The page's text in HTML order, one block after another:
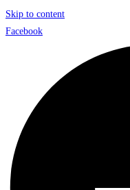
Skip to content
Facebook